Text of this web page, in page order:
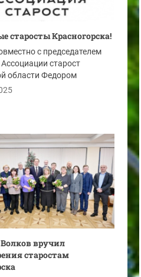
старосты Красногорска!
с председателем
старост
области Федором
состоится...
вручил
старостам